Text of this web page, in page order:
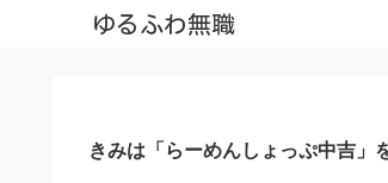
ゆるふわ無職
きみは「らーめんしょっぷ中吉」